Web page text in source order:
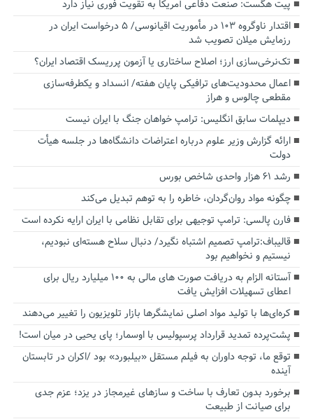
پیت هگست: صنعت دفاعی آمریکا به تقویت فوری نیاز دارد
اقتدار ناوگروه ۱۰۳ در مأموریت‌ اقیانوسی/ ۵ درخواست ایران در
رزمایش میلان تصویب شد
تک‌نرخی‌سازی ارز؛ اصلاح ساختاری یا آزمون پرریسک اقتصاد ایران؟
اعمال محدودیت‌های ترافیکی پایان هفته/ انسداد و یکطرفه‌سازی
مقطعی چالوس و هراز
دیپلمات سابق انگلیس:‌ ترامپ خواهان جنگ با ایران نیست
ارائه گزارش وزیر علوم درباره اعتراضات دانشگاه‌ها در جلسه هیأت
دولت
رشد ۶۱ هزار واحدی شاخص بورس
چگونه مواد روان‌گردان، خاطره را به توهم تبدیل می‌کند
فارن پالسی: ترامپ توجیهی برای تقابل نظامی با ایران ارایه نکرده است
قالیباف:ترامپ تصمیم اشتباه نگیرد/ دنبال سلاح هسته‌ای نبودیم،
نیستیم و نخواهیم بود
آستانه الزام به دریافت صورت های مالی به ۱۰۰ میلیارد ریال برای
اعطای تسهیلات افزایش یافت
کره‌ای‌ها با تولید مواد اصلی نمایشگرها بازار تلویزیون را تغییر می‌دهند
پشت‌پرده تمدید قرارداد پرسپولیس با اوسمار؛ پای یحیی در میان است!
توقع ما، توجه داوران به فیلم مستقل «بیلبورد» بود /اکران در تابستان
آینده
برخورد بدون تعارف با ساخت‌ و سازهای غیرمجاز در یزد؛ عزم جدی
برای صیانت از طبیعت